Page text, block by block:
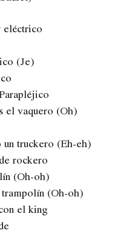
eléctrico
(Je)
el vaquero (Oh)
un truckero (Eh-eh)
rockero
(Oh-oh)
(Oh-oh)
el king